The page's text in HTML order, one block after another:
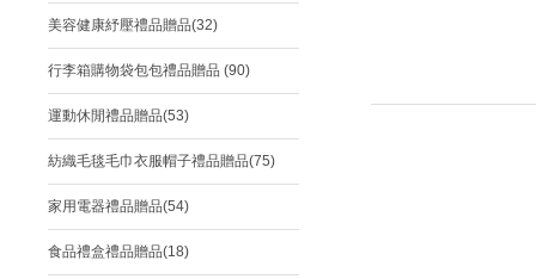
美容健康紓壓禮品贈品(32)
行李箱購物袋包包禮品贈品 (90)
運動休閒禮品贈品(53)
紡織毛毯毛巾衣服帽子禮品贈品(75)
家用電器禮品贈品(54)
食品禮盒禮品贈品(18)